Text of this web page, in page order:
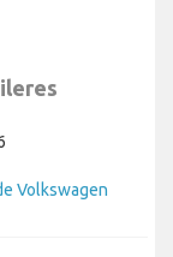
Volkswagen